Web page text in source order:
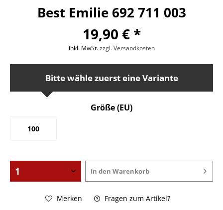
Best Emilie 692 711 003
19,90 € *
inkl. MwSt.zzgl. Versandkosten
Bitte wähle zuerst eine Variante
Größe (EU)
100
In den Warenkorb
Merken Fragen zum Artikel?